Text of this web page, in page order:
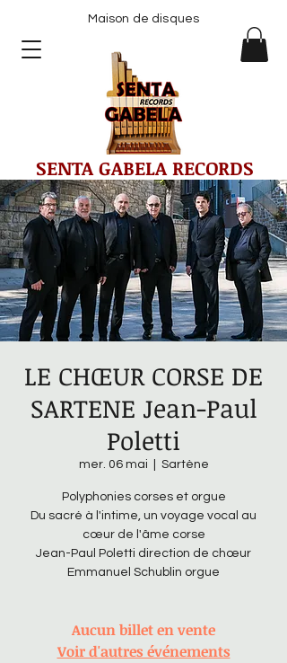
SENTA GABELA RECORDS
Maison de disques
LE CHŒUR CORSE DE
SARTENE Jean-Paul
Poletti
mer. 06 mai Sartène
Polyphonies corses et orgue
Du sacré à l'intime, un voyage vocal au
cœur de l'âme corse
Jean-Paul Poletti direction de chœur
Emmanuel Schublin orgue
Aucun billet en vente
Voir d'autres événements